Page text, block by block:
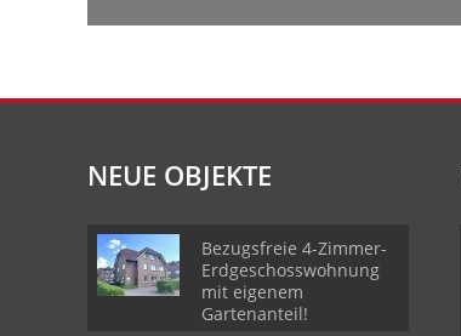
NEUE OBJEKTE
Bezugsfreie 4-Zimmer-
Erdgeschosswohnung
mit eigenem
Gartenanteil!